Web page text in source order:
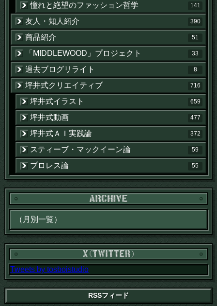
憧れと絶望のファッション哲学 141
友人・知人紹介 390
商品紹介 51
「MIDDLEWOOD」プロジェクト 33
過去ブログリライト 8
坪井式クリエイティブ 716
坪井式イラスト 659
坪井式動画 477
坪井式ＡＩ実践論 372
スティーブ・マックイーン論 59
プロレス論 55
Tweets by tosboistudio
RSSフィード